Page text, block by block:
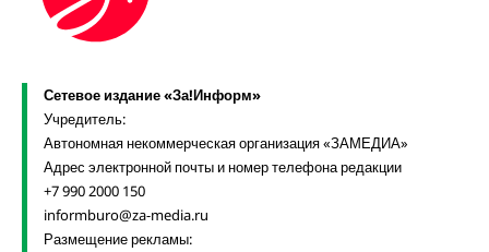
Сетевое издание «За!Информ»
Учредитель:
Автономная некоммерческая организация «ЗАМЕДИА»
Адрес электронной почты и номер телефона редакции
+7 990 2000 150
informburo@za-media.ru
Размещение рекламы: